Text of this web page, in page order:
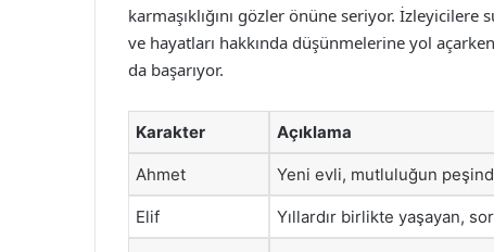
karmaşıklığını gözler önüne seriyor. İzleyicilere
ve hayatları hakkında düşünmelerine yol
da başarıyor.
Karakter Açıklama
Ahmet Yeni evli, mutluluğun
Elif Yıllardır birlikte yaşayan,